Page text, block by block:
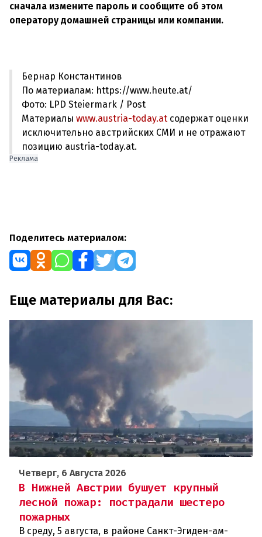
сначала измените пароль и сообщите об этом
оператору домашней страницы или компании.
Бернар Константинов
По материалам: https://www.heute.at/
Фото: LPD Steiermark / Post
Материалы www.austria-today.at содержат оценки
исключительно австрийских СМИ и не отражают
позицию austria-today.at.
Реклама
Поделитесь материалом:
Еще материалы для Вас:
Четверг, 6 Августа 2026
В Нижней Австрии бушует крупный
лесной пожар: пострадали шестеро
пожарных
В среду, 5 августа, в районе Санкт-Эгиден-ам-